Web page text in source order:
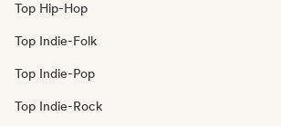
Top Hip-Hop
Top Indie-Folk
Top Indie-Pop
Top Indie-Rock